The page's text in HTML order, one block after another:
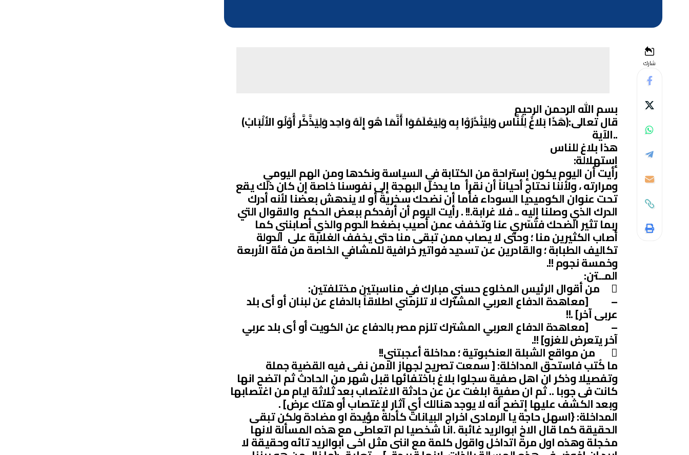
شارك
بسم الله الرحمن الرحيم
قال تعالى:(هَذَا بَلاغٌ لِلْنَّاس وَلِيُنْذَرُوْا بِه وَلِيَعْلَمُوَا أَنَّمَا هُو إِلَهٌ وَاحِد وَلِيَذَّكَّر أُوْلُو الألْبَابْ)
..الآية
هذا بلاغ للناس
إستهلالة:
رأيت أن اليوم يكون إستراحة من الكتابة في السياسة ونكدها ومن الهم اليومي
ومرارته ، ولأننا نحتاج أحياناً أن نقرأ ما يدخل البهجة إلى نفوسنا خاصة إن كان ذلك يقع
تحت عنوان الكوميديا السوداء فأما أن نضحك سخريةً أو لا يندهش بعضنا لأنه أدرك
الدرك الذي وصلنا إليه .. فلا غرابة.!! . رأيت اليوم أن أرفدكم ببعض الحكم والاقوال التي
ربما تثير الضحك فتُسّري عنا وتخفف عمن أصيب بضغط الدوم والذي أصابنني كما
أصاب الكثيرين منا ؛ وحتى لا يصاب ممن تبقى منا حتى يخفف الغلابة على الدولة
تكاليف الطبابة ؛ والقادرين عن تسديد فواتير خرافية للمشافي الخاصة من فئة الأربعة
وخمسة نجوم !!.
المــتن:
 من أقوال الرئيس المخلوع حسني مبارك في مناسبتين مختلفتين:
– [معاهدة الدفاع العربي المشترك لا تلزمني اطلاقاً بالدفاع عن لبنان أو أى بلد
عربى آخر] .!!
– [معاهدة الدفاع العربي المشترك تلزم مصر بالدفاع عن الكويت أو أى بلد عربي
آخر يتعرض للغزو] !!.
 من مواقع الشبلة العنكبوتية ؛ مداخلة أعجبتني!!
ما كُتب فاستحق المداخلة: [ سمعت تصريح لجهاز الامن نفى فيه القضية جملة
وتفصيلا وذكر ان اهل صفية سجلوا بلاغ باختفائها قبل شهر من الحادث ثم اتضح انها
كانت فى جوبا .. ثم ان صفية ابلغت عن عن حادثة الاغتصاب بعد ثلاثة ايام من اغتصابها
وبعد الكشف عليها إتضح أنه لا يوجد هنالك أي آثار لإغتصاب أو هتك عرض] .
المداخلة: {اسهل حاجة يا الرمادى اخراج البيانات كأدلة مؤيدة او مضادة ولكن تبقى
الحقيقة كما قال الاخ ابوالريد غائبة .انا شخصيا لم اتعاطى مع هذه المسألة لانها
مخجلة وهذه اول مرة اتداخل واقول كلمة مع اننى مثل اخى ابوالريد تائه وحقيقة لا